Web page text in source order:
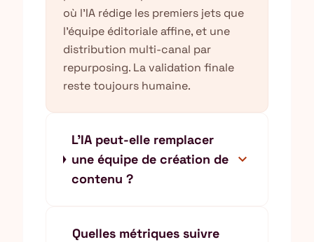
où l'IA rédige les premiers jets que
l'équipe éditoriale affine, et une
distribution multi-canal par
repurposing. La validation finale
reste toujours humaine.
L'IA peut-elle remplacer
une équipe de création de
contenu ?
expand_more
Quelles métriques suivre